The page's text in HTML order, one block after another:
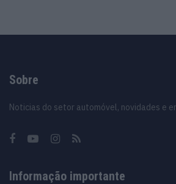
Sobre
Noticias do setor automóvel, novidades e
Informação importante